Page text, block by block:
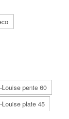
Louise pente 60
Louise plate 45